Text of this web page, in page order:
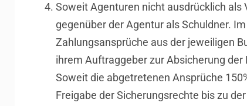
Soweit Agenturen nicht ausdrücklich
gegenüber der Agentur als Schuldner.
Zahlungsansprüche aus der jeweiligen
ihrem Auftraggeber zur Absicherung
Soweit die abgetretenen Ansprüche
Freigabe der Sicherungsrechte bis zu